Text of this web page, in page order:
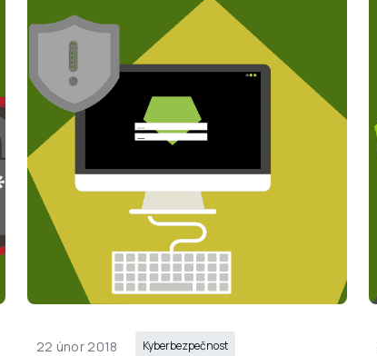
22 únor 2018 Kyberbezpečnost